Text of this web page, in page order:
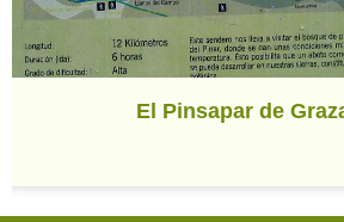
El Pinsapar de